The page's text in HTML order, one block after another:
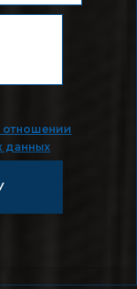
отношении
данных